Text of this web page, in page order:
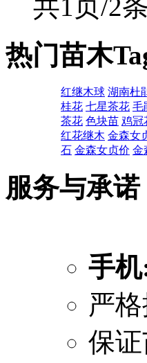
共1页/2条
热门苗木
红继木球 湖南杜
桂花 七星茶花 毛
茶花 色块苗 鸡冠
红花继木 金森女
石 金森女贞价 金
服务与承诺
手
严
保